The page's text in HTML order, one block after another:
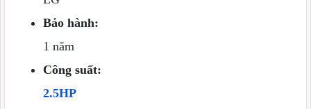
Bảo hành:
1 năm
Công suất:
2.5HP